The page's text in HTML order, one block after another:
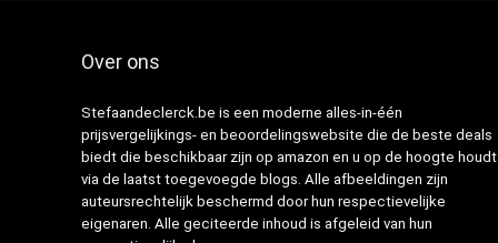
Over ons
Stefaandeclerck.be is een moderne alles-in-één
prijsvergelijkings- en beoordelingswebsite die de beste deals
biedt die beschikbaar zijn op amazon en u op de hoogte houdt
via de laatst toegevoegde blogs. Alle afbeeldingen zijn
auteursrechtelijk beschermd door hun respectievelijke
eigenaren. Alle geciteerde inhoud is afgeleid van hun